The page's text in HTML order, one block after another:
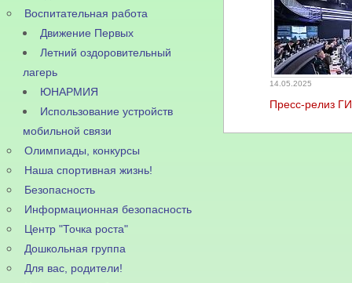
Воспитательная работа
Движение Первых
Летний оздоровительный
лагерь
ЮНАРМИЯ
Использование устройств
мобильной связи
Олимпиады, конкурсы
Наша спортивная жизнь!
Безопасность
Информационная безопасность
Центр "Точка роста"
Дошкольная группа
Для вас, родители!
14.05.2025
Пресс-релиз